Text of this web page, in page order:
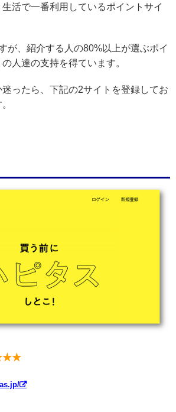
活で一番利用しているポイントサイ
が、紹介する人の80%以上が選ぶポイ
人達の支持を得ています。
ったら、下記の2サイトを登録してお